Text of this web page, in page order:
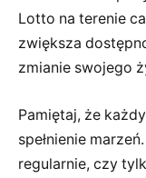
Lotto na terenie
zwiększa
zmianie swojego
Pamiętaj, że
spełnienie
regularnie, czy